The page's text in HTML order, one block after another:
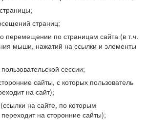
страниц;
перемещении по страницам сайта (в т.ч.
мыши, нажатий на ссылки и элементы
сессии;
сайты, с которых пользователь
на сайт);
на сайте, по которым
переходит на сторонние сайты);